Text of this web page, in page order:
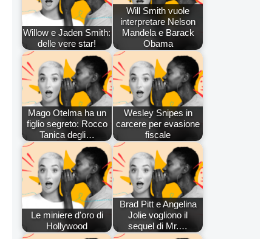
Willow e Jaden Smith:
delle vere star!
Will Smith vuole
interpretare Nelson
Mandela e Barack
Obama
Mago Otelma ha un
figlio segreto: Rocco
Tanica degli…
Wesley Snipes in
carcere per evasione
fiscale
Le miniere d'oro di
Hollywood
Brad Pitt e Angelina
Jolie vogliono il
sequel di Mr.…